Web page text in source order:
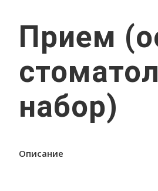
Прием
набор)
Описание